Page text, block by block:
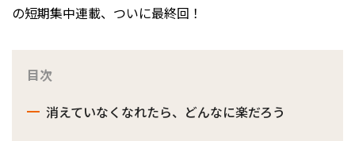
の短期集中連載、ついに最終回！
目次
消えていなくなれたら、どんなに楽だろう